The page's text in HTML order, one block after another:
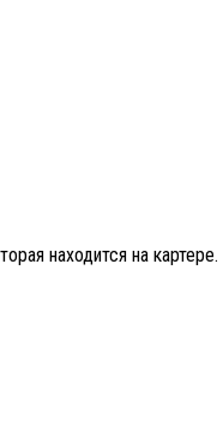
находится на картере.